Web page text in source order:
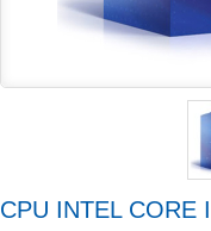
CPU INTEL CORE